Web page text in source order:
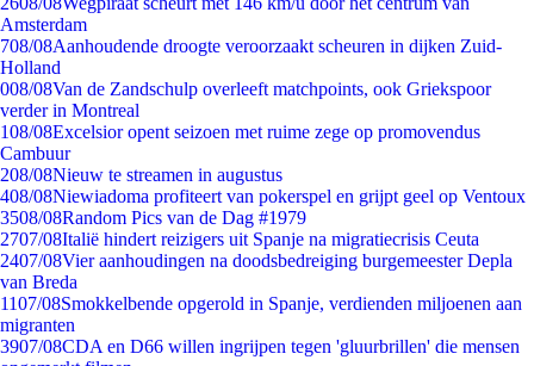
Amsterdam
708/08Aanhoudende droogte veroorzaakt scheuren in dijken Zuid-
Holland
008/08Van de Zandschulp overleeft matchpoints, ook Griekspoor
verder in Montreal
108/08Excelsior opent seizoen met ruime zege op promovendus
Cambuur
208/08Nieuw te streamen in augustus
408/08Niewiadoma profiteert van pokerspel en grijpt geel op Ventoux
3508/08Random Pics van de Dag #1979
2707/08Italië hindert reizigers uit Spanje na migratiecrisis Ceuta
2407/08Vier aanhoudingen na doodsbedreiging burgemeester Depla
van Breda
1107/08Smokkelbende opgerold in Spanje, verdienden miljoenen aan
migranten
3907/08CDA en D66 willen ingrijpen tegen 'gluurbrillen' die mensen